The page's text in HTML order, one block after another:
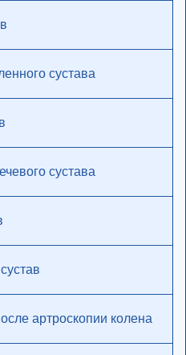
сустава
сустава
артроскопии колена